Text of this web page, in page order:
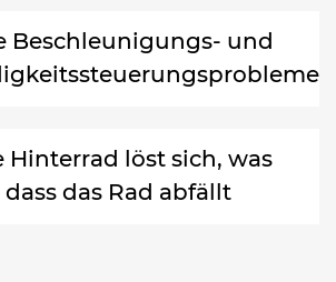
Beschleunigungs- und
Hinterrad löst sich, was
das Rad abfällt